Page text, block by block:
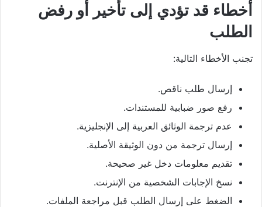
أخطاء قد تؤدي إلى تأخير أو رفض
الطلب
تجنب الأخطاء التالية:
إرسال طلب ناقص.
رفع صور ضبابية للمستندات.
عدم ترجمة الوثائق العربية إلى الإنجليزية.
إرسال ترجمة من دون الوثيقة الأصلية.
تقديم معلومات دخل غير صحيحة.
نسخ الإجابات الشخصية من الإنترنت.
الضغط على إرسال الطلب قبل مراجعة الملفات.